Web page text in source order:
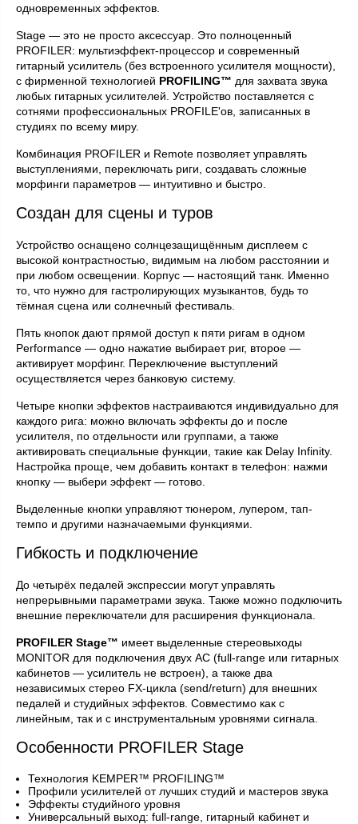
одновременных эффектов.
Stage — это не просто аксессуар. Это полноценный
PROFILER: мультиэффект-процессор и современный
гитарный усилитель (без встроенного усилителя мощности),
с фирменной технологией PROFILING™ для захвата звука
любых гитарных усилителей. Устройство поставляется с
сотнями профессиональных PROFILE'ов, записанных в
студиях по всему миру.
Комбинация PROFILER и Remote позволяет управлять
выступлениями, переключать риги, создавать сложные
морфинги параметров — интуитивно и быстро.
Создан для сцены и туров
Устройство оснащено солнцезащищённым дисплеем с
высокой контрастностью, видимым на любом расстоянии и
при любом освещении. Корпус — настоящий танк. Именно
то, что нужно для гастролирующих музыкантов, будь то
тёмная сцена или солнечный фестиваль.
Пять кнопок дают прямой доступ к пяти ригам в одном
Performance — одно нажатие выбирает риг, второе —
активирует морфинг. Переключение выступлений
осуществляется через банковую систему.
Четыре кнопки эффектов настраиваются индивидуально для
каждого рига: можно включать эффекты до и после
усилителя, по отдельности или группами, а также
активировать специальные функции, такие как Delay Infinity.
Настройка проще, чем добавить контакт в телефон: нажми
кнопку — выбери эффект — готово.
Выделенные кнопки управляют тюнером, лупером, тап-
темпо и другими назначаемыми функциями.
Гибкость и подключение
До четырёх педалей экспрессии могут управлять
непрерывными параметрами звука. Также можно подключить
внешние переключатели для расширения функционала.
PROFILER Stage™ имеет выделенные стереовыходы
MONITOR для подключения двух АС (full-range или гитарных
кабинетов — усилитель не встроен), а также два
независимых стерео FX-цикла (send/return) для внешних
педалей и студийных эффектов. Совместимо как с
линейным, так и с инструментальным уровнями сигнала.
Особенности PROFILER Stage
Технология KEMPER™ PROFILING™
Профили усилителей от лучших студий и мастеров звука
Эффекты студийного уровня
Универсальный выход: full-range, гитарный кабинет и